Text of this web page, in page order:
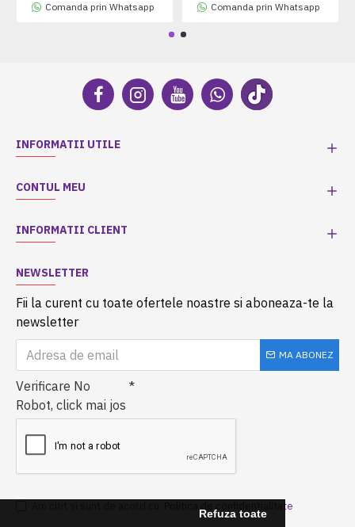
Refuza toate
Comanda prin Whatsapp
Comanda prin Whatsapp
INFORMATII UTILE
CONTUL MEU
INFORMATII CLIENT
NEWSLETTER
Fii la curent cu toate ofertele noastre si aboneaza-te la
newsletter
MA ABONEZ
Verificare No
Robot, click mai jos
Politica de confidentialitate